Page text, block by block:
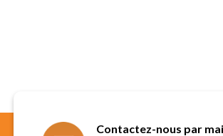
Contactez-nous par